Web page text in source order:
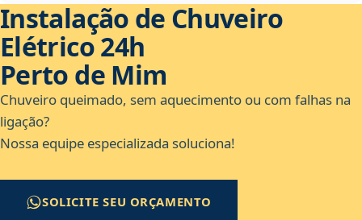
Instalação de Chuveiro
Elétrico 24h
Perto de Mim
Chuveiro queimado, sem aquecimento ou com falhas na
ligação?
Nossa equipe especializada soluciona!
SOLICITE SEU ORÇAMENTO